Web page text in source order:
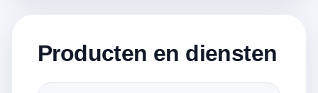
Producten en diensten